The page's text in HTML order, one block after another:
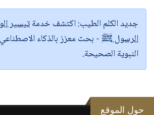
جديد الكلم الطيب:اكتشف خدمةتيسير
الرسول ﷺ - بحث معزز بالذكاء
النبوية الصحيحة.
حول الموقع